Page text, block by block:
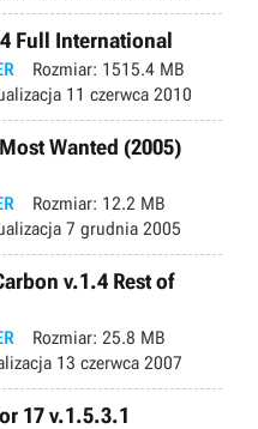
Full International
Rozmiar: 1515.4 MB
11 czerwca 2010
Wanted (2005)
Rozmiar: 12.2 MB
7 grudnia 2005
v.1.4 Rest of
Rozmiar: 25.8 MB
13 czerwca 2007
17 v.1.5.3.1